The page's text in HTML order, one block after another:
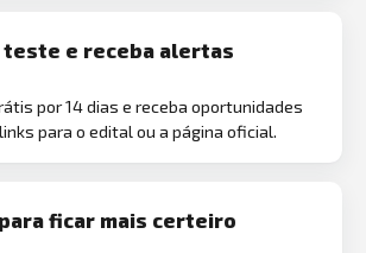
teste e receba alertas
por 14 dias e receba oportunidades
para o edital ou a página oficial.
ficar mais certeiro